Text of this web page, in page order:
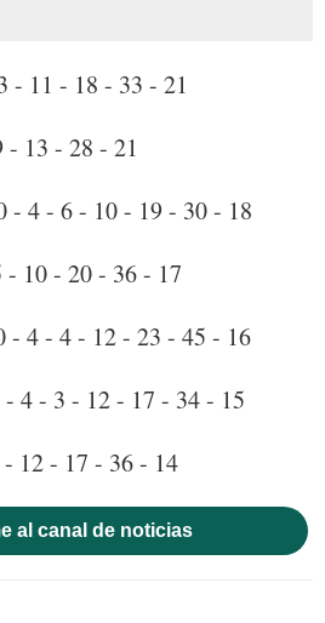
- 11 - 18 - 33 - 21
- 13 - 28 - 21
- 4 - 6 - 10 - 19 - 30 - 18
- 10 - 20 - 36 - 17
- 4 - 4 - 12 - 23 - 45 - 16
4 - 3 - 12 - 17 - 34 - 15
12 - 17 - 36 - 14
al canal de noticias